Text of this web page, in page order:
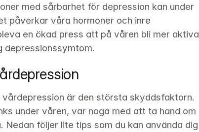
med sårbarhet för depression kan under
påverkar våra hormoner och inre
en ökad press att på våren bli mer aktiva
depressionssymtom.
är den största skyddsfaktorn.
under våren, var noga med att ta hand om
följer lite tips som du kan använda dig